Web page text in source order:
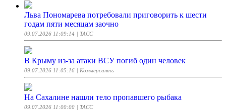
Льва Пономарева потребовали приговорить к шести
годам пяти месяцам заочно
09.07.2026 11:09:14 | ТАСС
В Крыму из-за атаки ВСУ погиб один человек
09.07.2026 11:05:16 | Коммерсантъ
На Сахалине нашли тело пропавшего рыбака
09.07.2026 11:00:00 | ТАСС